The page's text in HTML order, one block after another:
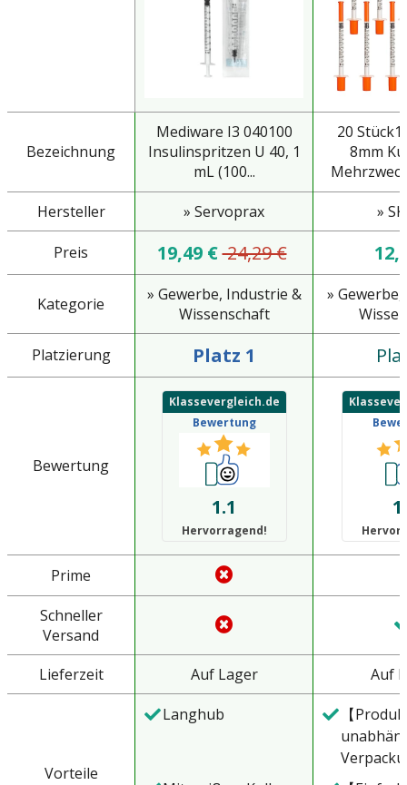
Bezeichnung
Mediware I3 040100
Insulinspritzen U 40, 1
mL (100...
20
8mm
Hersteller
» Servoprax »
Preis 19,49 €24,29 €
Kategorie
» Gewerbe, Industrie &
Wissenschaft
»
Platzierung Platz 1
Bewertung
Klassevergleich.de
Bewertung
1.1
Hervorragend!
Prime
Schneller
Versand
Lieferzeit
Auf Lager Auf
Vorteile
Langhub
【